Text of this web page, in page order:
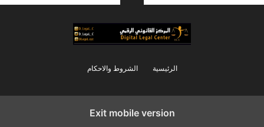
الرئيسية الشروط والاحكام
Exit mobile version